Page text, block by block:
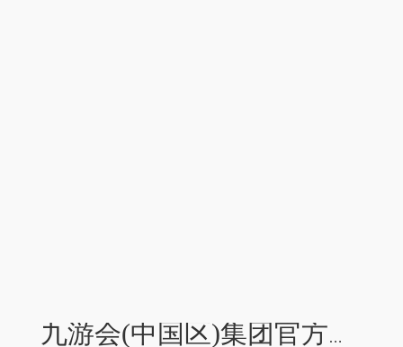
九游会(中国区)集团官方网站东说念主工智能的长久价值是不必置疑的-九游会(中国区)集团官方网站